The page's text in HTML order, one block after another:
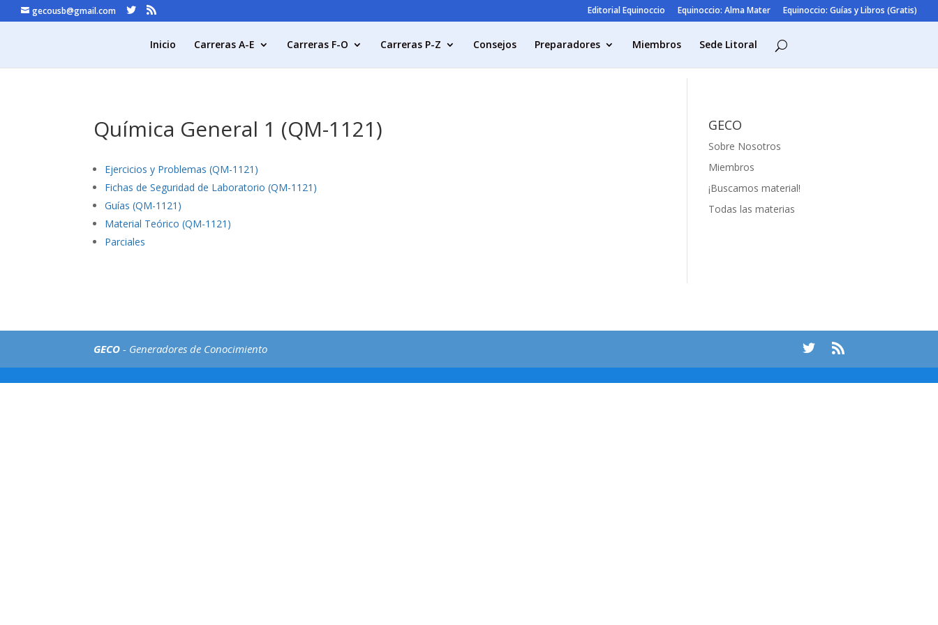
gecousb@gmail.com Editorial Equinoccio Equinoccio: Alma Mater Equinoccio: Guías y Libros (Gratis)
Inicio Carreras A-E Carreras F-O Carreras P-Z Consejos Preparadores Miembros Sede Litoral
Química General 1 (QM-1121)
Ejercicios y Problemas (QM-1121)
Fichas de Seguridad de Laboratorio (QM-1121)
Guías (QM-1121)
Material Teórico (QM-1121)
Parciales
GECO
Sobre Nosotros
Miembros
¡Buscamos material!
Todas las materias
GECO - Generadores de Conocimiento